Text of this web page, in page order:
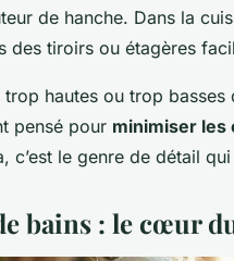
de hanche. Dans la
des tiroirs ou étagères
trop hautes ou trop
pensé pour minimiser les
c’est le genre de détail
bains : le cœur